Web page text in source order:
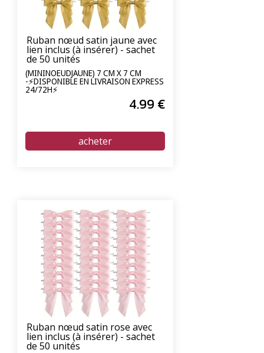
Ruban nœud satin jaune avec
lien inclus (à insérer) - sachet
de 50 unités
(MININOEUDJAUNE) 7 CM X 7 CM
-⚡DISPONIBLE EN LIVRAISON EXPRESS
24/72H⚡
4.99 €
Ruban nœud satin rose avec
lien inclus (à insérer) - sachet
de 50 unités